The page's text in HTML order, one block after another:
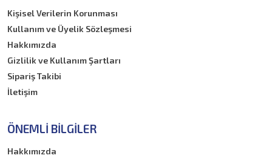
Kişisel Verilerin Korunması
Kullanım ve Üyelik Sözleşmesi
Hakkımızda
Gizlilik ve Kullanım Şartları
Sipariş Takibi
İletişim
ÖNEMLI BILGILER
Hakkımızda